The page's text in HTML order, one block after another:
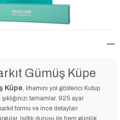
Gümüş Küpe
Küpe, ilhamını yol gösterici Kutup
tamamlar. 925 ayar
formu ve ince detayları
Işıltılı duruşu ile hem günlük